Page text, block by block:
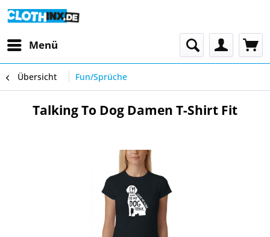
Menü
Übersicht Fun/Sprüche
Talking To Dog Damen T-Shirt Fit